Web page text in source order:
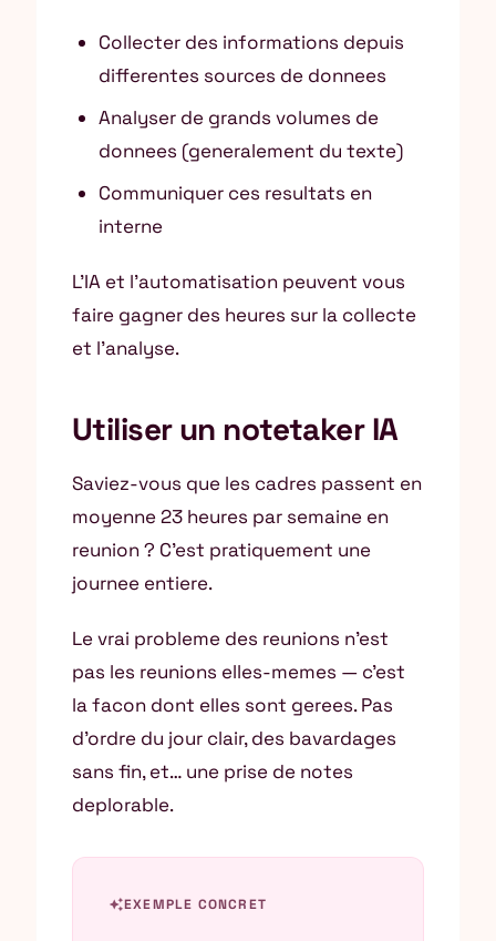
Collecter des informations depuis
differentes sources de donnees
Analyser de grands volumes de
donnees (generalement du texte)
Communiquer ces resultats en
interne
L’IA et l’automatisation peuvent vous
faire gagner des heures sur la collecte
et l’analyse.
Utiliser un notetaker IA
Saviez-vous que les cadres passent en
moyenne 23 heures par semaine en
reunion ? C’est pratiquement une
journee entiere.
Le vrai probleme des reunions n’est
pas les reunions elles-memes — c’est
la facon dont elles sont gerees. Pas
d’ordre du jour clair, des bavardages
sans fin, et… une prise de notes
deplorable.
auto_awesomeEXEMPLE CONCRET